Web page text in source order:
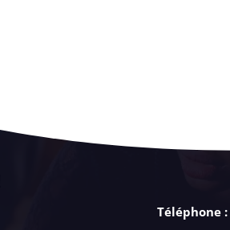
Téléphone :